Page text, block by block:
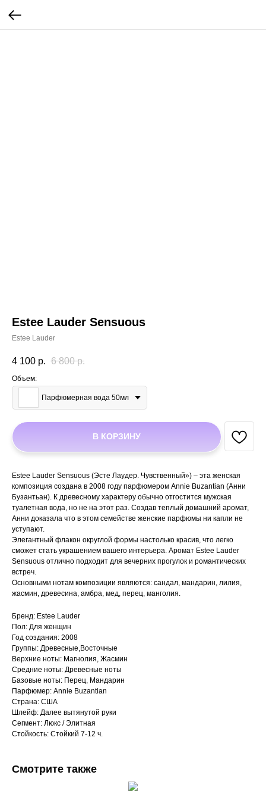
Estee Lauder Sensuous
Estee Lauder
4 100 р. 6 800 р.
Объем:
Парфюмерная вода 50мл
В КОРЗИНУ
Estee Lauder Sensuous (Эсте Лаудер. Чувственный») – эта женская
композиция создана в 2008 году парфюмером Annie Buzantian (Анни
Бузантьан). К древесному характеру обычно отгостится мужская
туалетная вода, но не на этот раз. Создав теплый домашний аромат,
Анни доказала что в этом семействе женские парфюмы ни капли не
уступают.
Элегантный флакон округлой формы настолько красив, что легко
сможет стать украшением вашего интерьера. Аромат Estee Lauder
Sensuous отлично подходит для вечерних прогулок и романтических
встреч.
Основными нотам композиции являются: сандал, мандарин, лилия,
жасмин, древесина, амбра, мед, перец, манголия.
Бренд: Estee Lauder
Пол: Для женщин
Год создания: 2008
Группы: Древесные,Восточные
Верхние ноты: Магнолия, Жасмин
Средние ноты: Древесные ноты
Базовые ноты: Перец, Мандарин
Парфюмер: Annie Buzantian
Страна: США
Шлейф: Далее вытянутой руки
Сегмент: Люкс / Элитная
Стойкость: Стойкий 7-12 ч.
Смотрите также